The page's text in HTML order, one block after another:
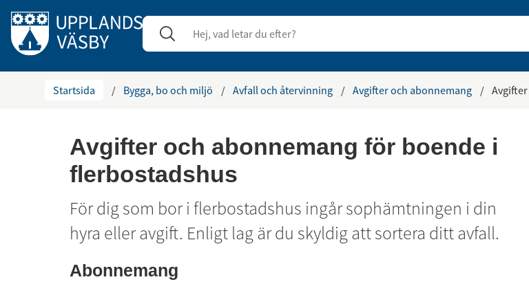
Gå till innehåll
Sök
Startsida / Bygga, bo och miljö / Avfall och återvinning / Avgifter och abonnemang /
Avgifter och abonnemang för boende i
flerbostadshus
För dig som bor i flerbostadshus ingår sophämtningen i din
hyra eller avgift. Enligt lag är du skyldig att sortera ditt avfall.
Abonnemang